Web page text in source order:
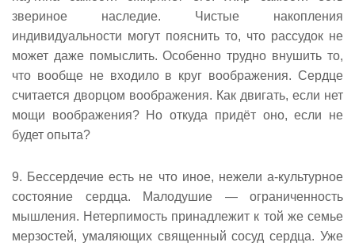
звериное наследие. Чистые накопления
индивидуальности могут пояснить то, что рассудок не
может даже помыслить. Особенно трудно внушить то,
что вообще не входило в круг воображения. Сердце
считается дворцом воображения. Как двигать, если нет
мощи воображения? Но откуда придёт оно, если не
будет опыта?
9. Бессердечие есть не что иное, нежели а-культурное
состояние сердца. Малодушие — ограниченность
мышления. Нетерпимость принадлежит к той же семье
мерзостей, умаляющих священный сосуд сердца. Уже